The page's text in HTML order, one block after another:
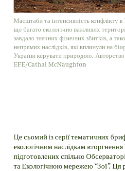
Масштаби та інтенсивність конфлікту в
що багато екологічно важливих
завдало значних фізичних збитків, а
непрямих наслідків, які вплинули на
України керувати природою.
EFE/Cathal McNaughton
Це сьомий із серії тематичних
екологічним наслідкам вторгнення
підготовлених спільно
та Екологічною мережею “Зої”. Ця